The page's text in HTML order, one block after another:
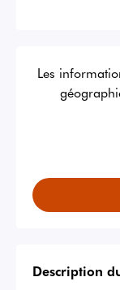
Les
Description